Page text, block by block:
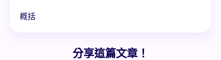
概括
分享這篇文章！